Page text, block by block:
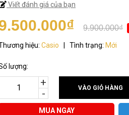
Viết đánh giá của bạn
9.900.000₫
hiệu: Casio Tình trạng: Mới
lượng:
-
+ VÀO GIỎ HÀNG
MUA NGAY